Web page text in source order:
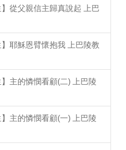
從父親信主歸真說起 上巴
耶穌恩臂懷抱我 上巴陵教
主的憐憫看顧(二) 上巴陵
主的憐憫看顧(一) 上巴陵